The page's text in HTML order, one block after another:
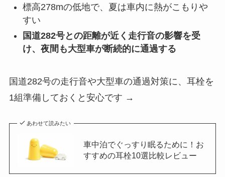
標高278mの低地で、夏は車内に熱がこもりや
すい
国道282号との距離が近く走行音の影響を受
け、夜間も大型車が断続的に通過する
国道282号の走行音や大型車の通過対策に、耳栓を
1組準備しておくと安心です →
あわせて読みたい
車中泊でぐっすり眠るために！お
すすめの耳栓10選比較レビュー